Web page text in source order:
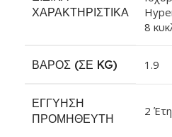
ΧΑΡΑΚΤΗΡΙΣΤΙΚΆ
8
ΒΆΡΟΣ (ΣΕ KG) 1.9
ΕΓΓΎΗΣΗ
ΠΡΟΜΗΘΕΥΤΉ
2 Έτη